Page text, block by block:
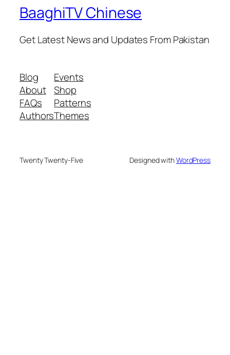
BaaghiTV Chinese
Get Latest News and Updates From Pakistan
Blog
About
FAQs
Authors
Events
Shop
Patterns
Themes
Twenty Twenty-Five Designed withWordPress